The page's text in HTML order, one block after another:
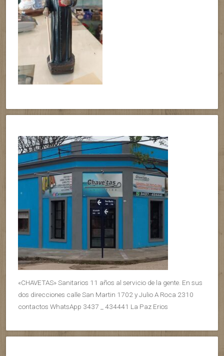
«CHAVETAS» Sanitarios 11 años al servicio de la gente. En sus
dos direcciones calle San Martin 1702 y Julio A Roca 2310
contactos WhatsApp 3437 _ 434441 La Paz Erios